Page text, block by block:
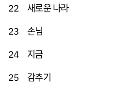
22 새로운 나라
23 손님
24 지금
25 감추기